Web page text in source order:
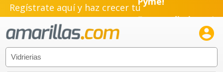
Regístrate aquí y haz crecer tuEmprendimiento!
